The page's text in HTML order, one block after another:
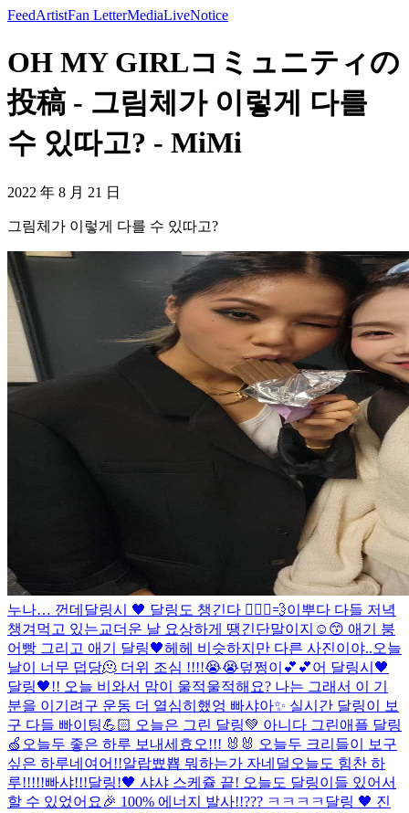
FeedArtistFan LetterMediaLiveNotice
OH MY GIRLコミュニティの
投稿 - 그림체가 이렇게 다를
수 있따고? - MiMi
2022 年 8 月 21 日
그림체가 이렇게 다를 수 있따고?
누나… 껀데 달링시 🖤 달링도 챙긴다 🏃🏻‍♀️💨이뿌다 다들 저녁
챙겨먹고 있는교더운 날 요상하게 땡긴단말이지☺️😙 애기 붕
어빵 그리고 애기 달링🖤헤헤 비슷하지만 다른 사진이야..오늘
날이 너무 덥당🫠 더위 조심 !!!!😭😭덮쩡이💕💕어 달링시🖤
달링🖤!! 오늘 비와서 맘이 울적울적해요? 나는 그래서 이 기
분을 이기려구 운동 더 열심히했엉 빠샤아✨ 실시간 달링이 보
구 다들 빠이팅💪🏻 오늘은 그린 달링💚 아니다 그린애플 달링
🍏 오늘두 좋은 하루 보내세효오!!! 🐰🐰 오늘두 크리들이 보구
싶은 하루네여어!!알랍뾰뿁 뭐하는가 자네덜 오늘도 힘찬 하
루!!!!!빠샤!!!달링!🖤 샤샤 스케쥴 끝! 오늘도 달링이들 있어서
할 수 있었어요🎉 100% 에너지 발사!!??? ㅋㅋㅋㅋ 달링 🖤 진